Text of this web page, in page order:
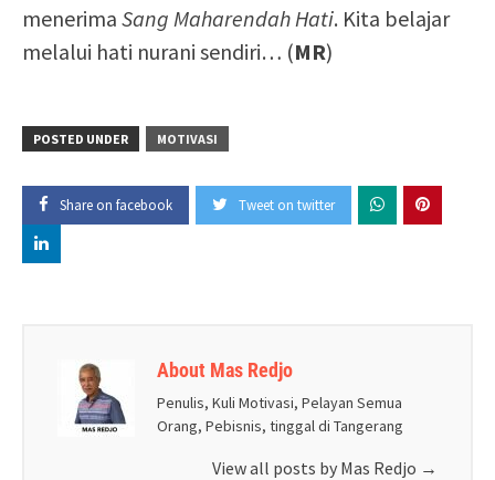
menerima Sang Maharendah Hati. Kita belajar
melalui hati nurani sendiri… (MR)
POSTED UNDER MOTIVASI
Share on facebook Tweet on twitter
About Mas Redjo
Penulis, Kuli Motivasi, Pelayan Semua
Orang, Pebisnis, tinggal di Tangerang
View all posts by Mas Redjo →